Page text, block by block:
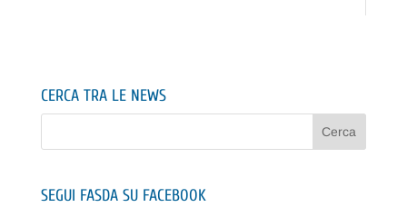
CERCA TRA LE NEWS
SEGUI FASDA SU FACEBOOK